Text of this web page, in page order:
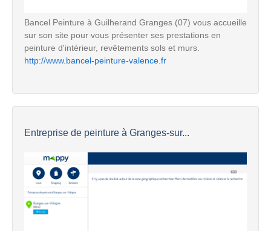
Bancel Peinture à Guilherand Granges (07) vous accueille
sur son site pour vous présenter ses prestations en
peinture d'intérieur, revêtements sols et murs.
http://www.bancel-peinture-valence.fr
Entreprise de peinture à Granges-sur...